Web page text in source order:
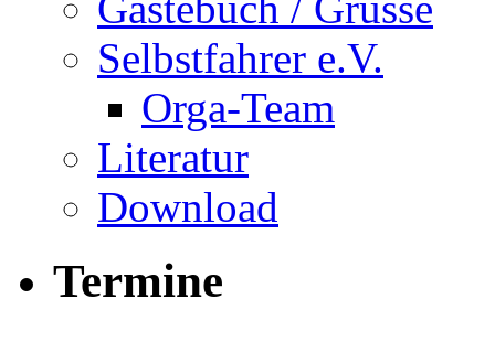
Selbstfahrer e.V.
Orga-Team
Literatur
Download
Termine